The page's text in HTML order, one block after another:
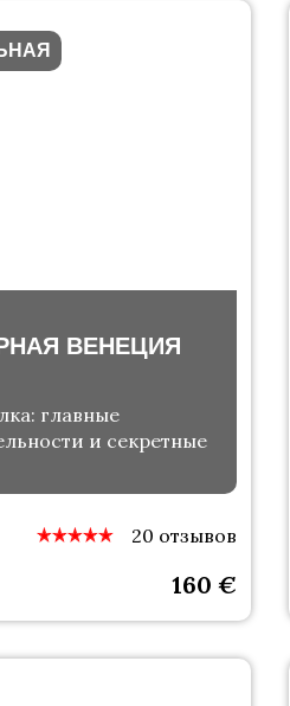
ВЕНЕЦИЯ
главные
и секретные
20 отзывов
160€